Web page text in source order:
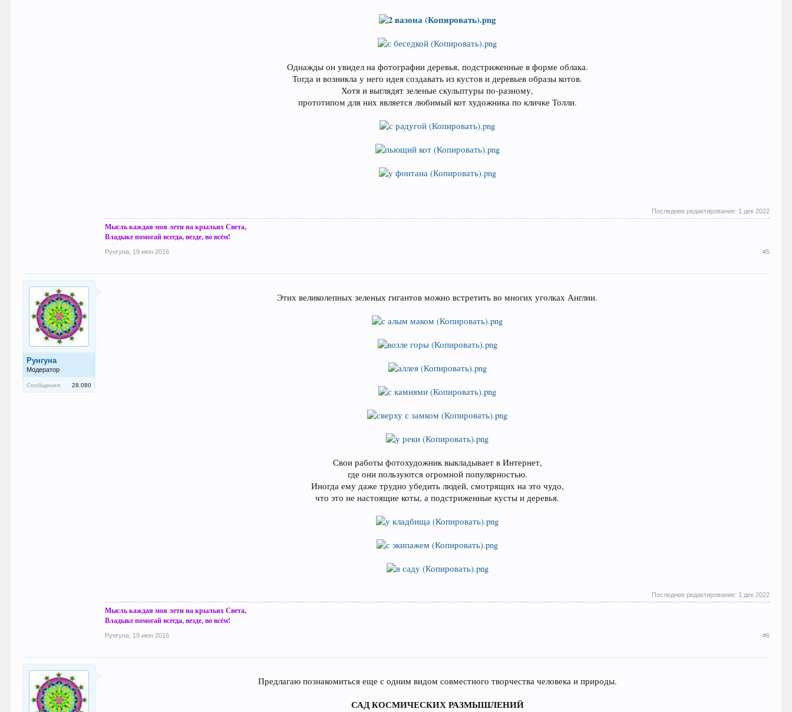
Однажды он увидел на фотографии деревья, подстриженные в форме облака.
Тогда и возникла у него идея создавать из кустов и деревьев образы котов.
Хотя и выглядят зеленые скульптуры по-разному,
прототипом для них является любимый кот художника по кличке Толли.
Последнее редактирование: 1 дек 2022
Мысль каждая моя лети на крыльях Света,
Владыке помогай всегда, везде, во всём!
Рунгуна 19 июн 2016 #5
Рунгуна
Модератор
Сообщения: 28.080
Этих великолепных зеленых гигантов можно встретить во многих уголках Англии.
Свои работы фотохудожник выкладывает в Интернет,
где они пользуются огромной популярностью.
Иногда ему даже трудно убедить людей, смотрящих на это чудо,
что это не настоящие коты, а подстриженные кусты и деревья.
Последнее редактирование: 1 дек 2022
Мысль каждая моя лети на крыльях Света,
Владыке помогай всегда, везде, во всём!
Рунгуна 19 июн 2016 #6
Предлагаю познакомиться еще с одним видом совместного творчества человека и природы.
САД КОСМИЧЕСКИХ РАЗМЫШЛЕНИЙ